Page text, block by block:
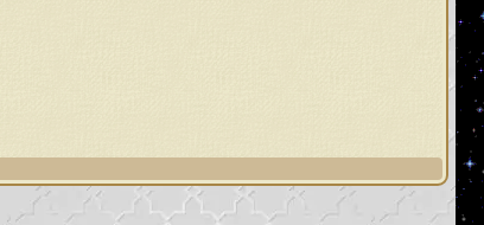
من مغربها، وعُلماء هذه الأمّة
أمتي يحبون خمسا وينسون
الخالق، ويحبون الذنوب
سيأتي أعظمُ منه، قالوا: وما هو؟
أمة محمد؟ قال: بل سيأتي
وقال عنهم محمد رسول الله صلى